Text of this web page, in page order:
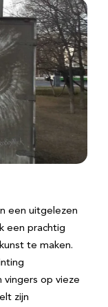
een uitgelezen
een prachtig
te maken.
op vieze
zijn